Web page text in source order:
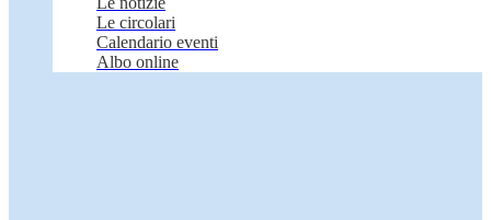
Le circolari
Calendario eventi
Albo online